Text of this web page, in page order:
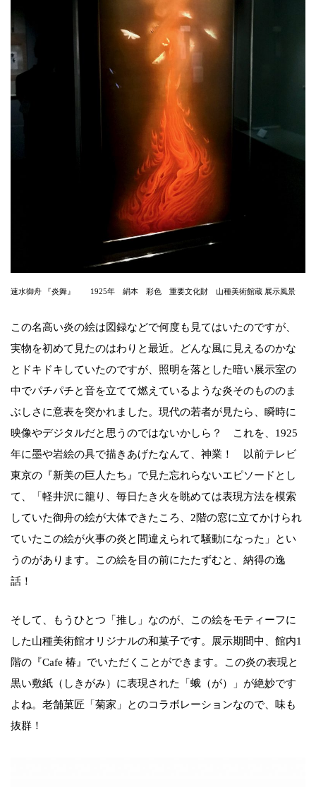
速水御舟 『炎舞』 1925年 絹本 彩色 重要文化財 山種美術館蔵 展示風景
この名高い炎の絵は図録などで何度も見てはいたのですが、
実物を初めて見たのはわりと最近。どんな風に見えるのかな
とドキドキしていたのですが、照明を落とした暗い展示室の
中でパチパチと音を立てて燃えているような炎そのもののま
ぶしさに意表を突かれました。現代の若者が見たら、瞬時に
映像やデジタルだと思うのではないかしら？ これを、1925
年に墨や岩絵の具で描きあげたなんて、神業！ 以前テレビ
東京の『新美の巨人たち』で見た忘れらないエピソードとし
て、「軽井沢に籠り、毎日たき火を眺めては表現方法を模索
していた御舟の絵が大体できたころ、2階の窓に立てかけられ
ていたこの絵が火事の炎と間違えられて騒動になった」とい
うのがあります。この絵を目の前にたたずむと、納得の逸
話！
そして、もうひとつ「推し」なのが、この絵をモティーフに
した山種美術館オリジナルの和菓子です。展示期間中、館内1
階の『Cafe 椿』でいただくことができます。この炎の表現と
黒い敷紙（しきがみ）に表現された「蛾（が）」が絶妙です
よね。老舗菓匠「菊家」とのコラボレーションなので、味も
抜群！